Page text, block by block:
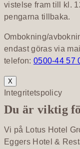
vistelse fram till kl.
pengarna tillbaka.
Ombokning/
endast göras via
telefon: 0500-44 57
X
Integritetspolicy
Du är viktig
Vi på Lotus Hotel
Eggers Hotel &